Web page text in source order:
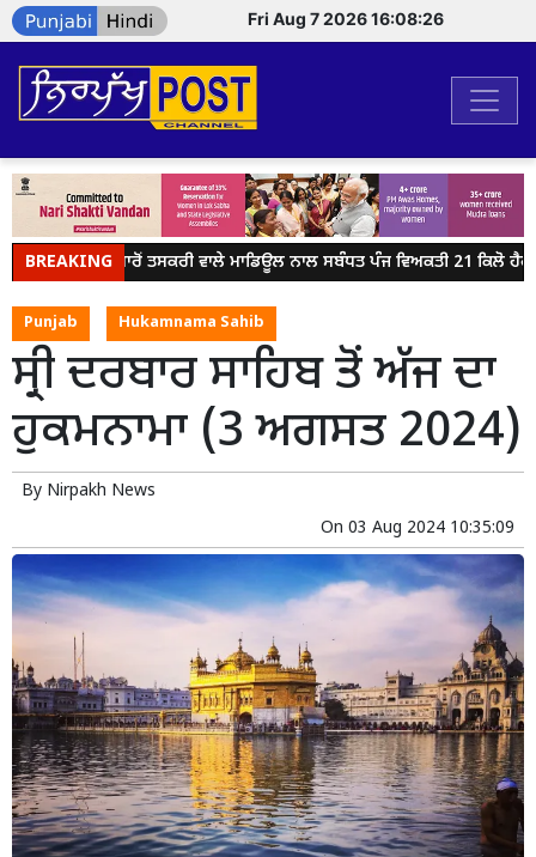
Fri Aug 7 2026 16:08:26
BREAKING
ਸਰਹੱਦ ਪਾਰੋਂ ਤਸਕਰੀ ਵਾਲੇ ਮਾਡਿਊਲ ਨਾਲ ਸਬੰਧਤ ਪੰਜ ਵਿਅਕਤੀ 21 ਕਿਲੋ
Punjab Hukamnama Sahib
ਸ੍ਰੀ ਦਰਬਾਰ ਸਾਹਿਬ ਤੋਂ ਅੱਜ ਦਾ
ਹੁਕਮਨਾਮਾ (3 ਅਗਸਤ 2024)
By Nirpakh News
On 03 Aug 2024 10:35:09